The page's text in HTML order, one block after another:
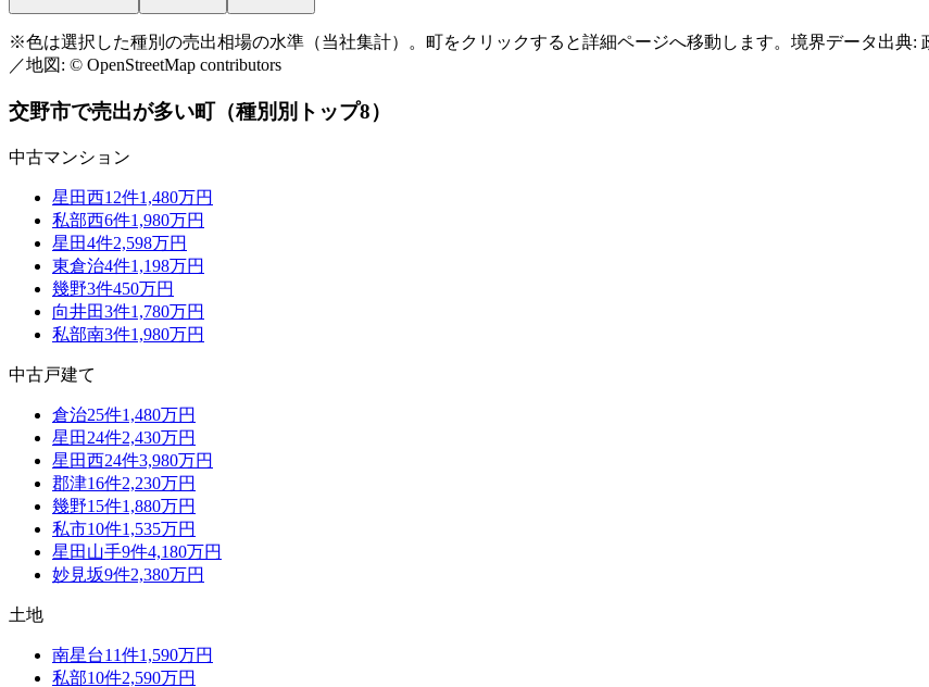
+
※色は選択した種別の売出相場の水準（当社集計）。町をクリックすると詳細ページへ移動します。境界データ出典:
／地図: © OpenStreetMap contributors
交野市で売出が多い町（種別別トップ8）
中古マンション
星田西12件1,480万円
私部西6件1,980万円
星田4件2,598万円
東倉治4件1,198万円
幾野3件450万円
向井田3件1,780万円
私部南3件1,980万円
中古戸建て
倉治25件1,480万円
星田 24件2,430万円
星田西24件3,980万円
郡津16件2,230万円
幾野15件1,880万円
私市10件1,535万円
星田山手9件4,180万円
妙見坂9件2,380万円
土地
南星台11件1,590万円
私部10件2,590万円